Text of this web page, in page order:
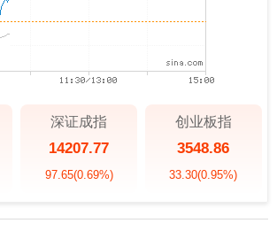
深证成指
14207.77
97.65(0.69%)
创业板指
3548.86
33.30(0.95%)